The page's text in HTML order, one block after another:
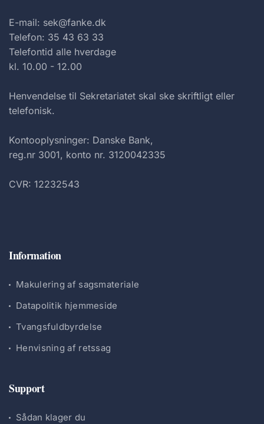
E-mail: sek@fanke.dk
Telefon: 35 43 63 33
Telefontid alle hverdage
kl. 10.00 - 12.00
Henvendelse til Sekretariatet skal ske skriftligt eller
telefonisk.
Kontooplysninger: Danske Bank,
reg.nr 3001, konto nr. 3120042335
CVR: 12232543
Information
Makulering af sagsmateriale
Datapolitik hjemmeside
Tvangsfuldbyrdelse
Henvisning af retssag
Support
Sådan klager du